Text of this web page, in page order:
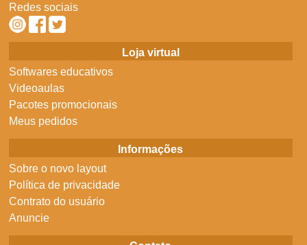
Redes sociais
Loja virtual
Softwares educativos
Videoaulas
Pacotes promocionais
Meus pedidos
Informações
Sobre o novo layout
Política de privacidade
Contrato do usuário
Anuncie